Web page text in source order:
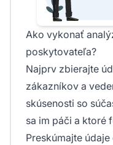
Ako vykonať
poskytovateľa?
Najprv zbierajte
zákazníkov a
skúsenosti so
sa im páči a ktoré
Preskúmajte